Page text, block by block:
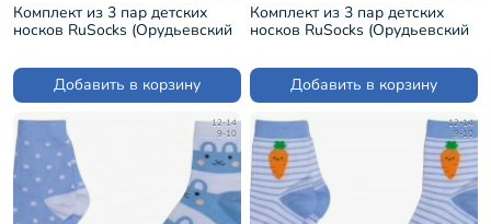
Комплект из 3 пар детских
носков RuSocks (Орудьевский
(3-Д3-13792М)
Добавить в корзину
Комплект из 3 пар детских
носков RuSocks (Орудьевский
ГОЛУБЫЕ (3-Д3-13792М)
Добавить в корзину
12-14
9-10
12-14
9-10